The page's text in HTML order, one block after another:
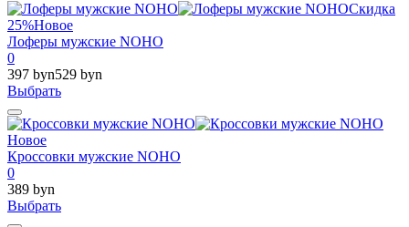
Скидка
25%Новое
Лоферы мужские NOHO
0
397 byn529 byn
Выбрать
Новое
Кроссовки мужские NOHO
0
389 byn
Выбрать